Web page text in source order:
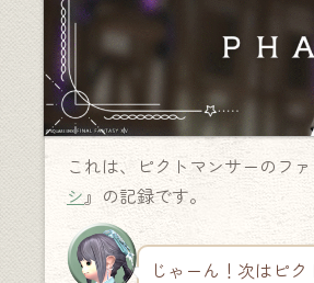
これは、ピクトマンサーのフ
シ 』の記録です。
じゃーん！次はピ